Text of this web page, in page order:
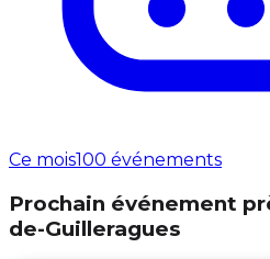
Ce mois100 événements
Prochain événement
de-Guilleragues